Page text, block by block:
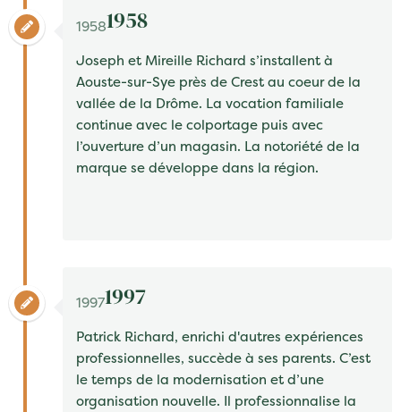
19581958
Joseph et Mireille Richard s’installent à
Aouste-sur-Sye près de Crest au coeur de la
vallée de la Drôme. La vocation familiale
continue avec le colportage puis avec
l’ouverture d’un magasin. La notoriété de la
marque se développe dans la région.
19971997
Patrick Richard, enrichi d'autres expériences
professionnelles, succède à ses parents. C’est
le temps de la modernisation et d’une
organisation nouvelle. Il professionnalise la